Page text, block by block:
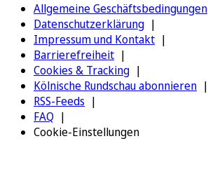
Allgemeine Geschäftsbedingungen
Datenschutzerklärung
Impressum und Kontakt
Barrierefreiheit
Cookies & Tracking
Kölnische Rundschau abonnieren
RSS-Feeds
FAQ
Cookie-Einstellungen